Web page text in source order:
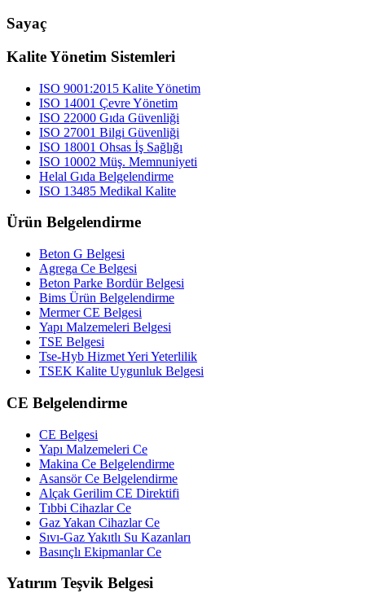
Sayaç
Kalite Yönetim Sistemleri
ISO 9001:2015 Kalite Yönetim
ISO 14001 Çevre Yönetim
ISO 22000 Gıda Güvenliği
ISO 27001 Bilgi Güvenliği
ISO 18001 Ohsas İş Sağlığı
ISO 10002 Müş. Memnuniyeti
Helal Gıda Belgelendirme
ISO 13485 Medikal Kalite
Ürün Belgelendirme
Beton G Belgesi
Agrega Ce Belgesi
Beton Parke Bordür Belgesi
Bims Ürün Belgelendirme
Mermer CE Belgesi
Yapı Malzemeleri Belgesi
TSE Belgesi
Tse-Hyb Hizmet Yeri Yeterlilik
TSEK Kalite Uygunluk Belgesi
CE Belgelendirme
CE Belgesi
Yapı Malzemeleri Ce
Makina Ce Belgelendirme
Asansör Ce Belgelendirme
Alçak Gerilim CE Direktifi
Tıbbi Cihazlar Ce
Gaz Yakan Cihazlar Ce
Sıvı-Gaz Yakıtlı Su Kazanları
Basınçlı Ekipmanlar Ce
Yatırım Teşvik Belgesi